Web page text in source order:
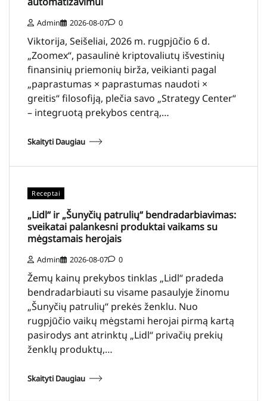
Admin 2026-08-07 0
Viktorija, Seišeliai, 2026 m. rugpjūčio 6 d.
„Zoomex“, pasaulinė kriptovaliutų išvestinių
finansinių priemonių birža, veikianti pagal
„paprastumas × paprastumas naudoti ×
greitis“ filosofiją, plečia savo „Strategy Center“
– integruotą prekybos centrą,…
Skaityti Daugiau
Receptai
„Lidl“ ir „Šunyčių patrulių“ bendradarbiavimas:
sveikatai palankesni produktai vaikams su
mėgstamais herojais
Admin 2026-08-07 0
Žemų kainų prekybos tinklas „Lidl“ pradeda
bendradarbiauti su visame pasaulyje žinomu
„Šunyčių patrulių“ prekės ženklu. Nuo
rugpjūčio vaikų mėgstami herojai pirmą kartą
pasirodys ant atrinktų „Lidl“ privačių prekių
ženklų produktų,…
Skaityti Daugiau